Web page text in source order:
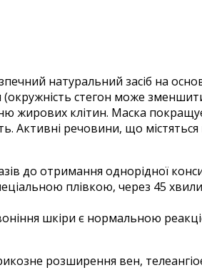
натуральний засіб на
стегон може
жирових клітин. Маска
Активні речовини, що
до отримання однорідної
плівкою, через 45
шкіри є нормальною
розширення вен,